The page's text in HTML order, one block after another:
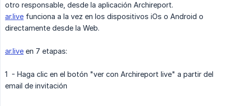
otro responsable, desde la aplicación Archireport.
ar.live funciona a la vez en los dispositivos iOs o Android o
directamente desde la Web.
ar.live en 7 etapas:
1 - Haga clic en el botón "ver con Archireport live" a partir del
email de invitación